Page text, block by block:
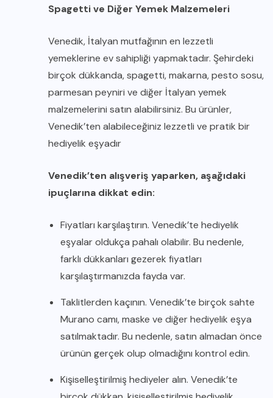
Spagetti ve Diğer Yemek Malzemeleri
Venedik, İtalyan mutfağının en lezzetli
yemeklerine ev sahipliği yapmaktadır. Şehirdeki
birçok dükkanda, spagetti, makarna, pesto sosu,
parmesan peyniri ve diğer İtalyan yemek
malzemelerini satın alabilirsiniz. Bu ürünler,
Venedik’ten alabileceğiniz lezzetli ve pratik bir
hediyelik eşyadır
Venedik’ten alışveriş yaparken, aşağıdaki
ipuçlarına dikkat edin:
Fiyatları karşılaştırın. Venedik’te hediyelik
eşyalar oldukça pahalı olabilir. Bu nedenle,
farklı dükkanları gezerek fiyatları
karşılaştırmanızda fayda var.
Taklitlerden kaçının. Venedik’te birçok sahte
Murano camı, maske ve diğer hediyelik eşya
satılmaktadır. Bu nedenle, satın almadan önce
ürünün gerçek olup olmadığını kontrol edin.
Kişiselleştirilmiş hediyeler alın. Venedik’te